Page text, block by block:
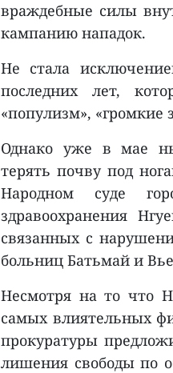
враждебные силы
кампанию нападок.
Не стала
последних лет,
«популизм», «громкие
Однако уже в мае
терять почву под
Народном суде
здравоохранения
связанных с
больниц Батьмай и
Несмотря на то что
самых влиятельных
прокуратуры
лишения свободы по